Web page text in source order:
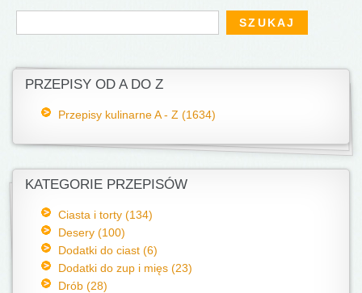
Formularz wyszukiwania
Szukaj
PRZEPISY OD A DO Z
Przepisy kulinarne A - Z (1634)
KATEGORIE PRZEPISÓW
Ciasta i torty (134)
Desery (100)
Dodatki do ciast (6)
Dodatki do zup i mięs (23)
Drób (28)